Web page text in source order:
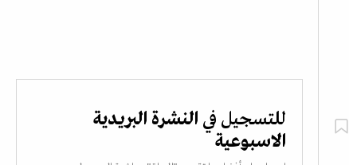
للتسجيل في النشرة البريدية
الاسبوعية